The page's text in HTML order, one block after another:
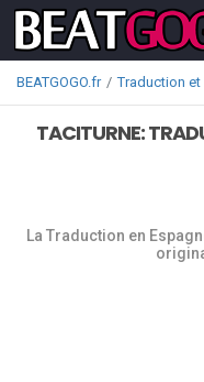
BEATGOGO.fr Traduction et
TACITURNE:
La Traduction en